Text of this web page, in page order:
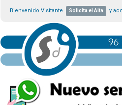
Bienvenido Visitante Solicita el Alta y